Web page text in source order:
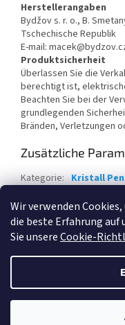
Wir verwenden
die beste Erfahrung auf
Sie unsereCookie-
Herstellerangaben
Bydžov s. r. o., B.
Tschechische Republik
E-mail:
Produktsicherheit
Überlassen Sie die
berechtigt ist,
Beachten Sie bei der
grundlegenden
Bränden, Verletzungen
Zusätzliche
Kategorie: Kristall
Copyright 2026